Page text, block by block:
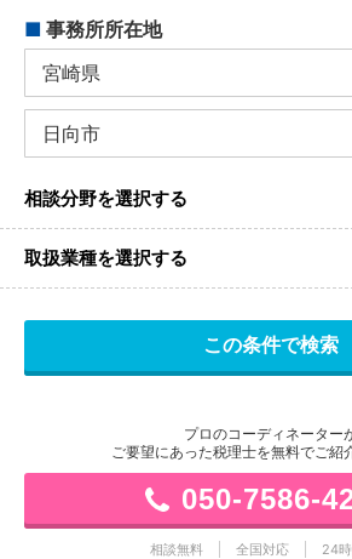
■ 事務所所在地
相談分野を選択する
取扱業種を選択する
プロのコーディネーター
ご要望にあった税理士を無料でご紹
050-7586-
相談無料 全国対応 24